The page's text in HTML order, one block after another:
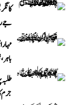
جے
جرم